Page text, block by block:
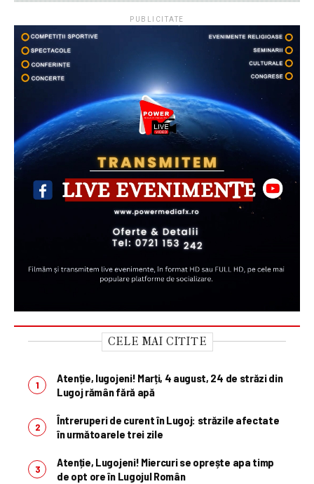
PUBLICITATE
CELE MAI CITITE
Atenție, lugojeni! Marți, 4 august, 24 de străzi din
Lugoj rămân fără apă
Întreruperi de curent în Lugoj: străzile afectate
în următoarele trei zile
Atenție, Lugojeni! Miercuri se oprește apa timp
de opt ore în Lugojul Român